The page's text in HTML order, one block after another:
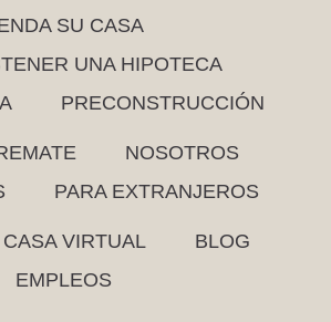
SU CASA
UNA HIPOTECA
PRECONSTRUCCIÓN
NOSOTROS
PARA EXTRANJEROS
VIRTUAL
BLOG
EMPLEOS